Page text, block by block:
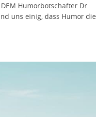
Humorbotschafter Dr.
uns einig, dass Humor die